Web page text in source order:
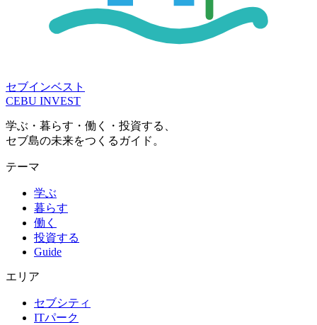
セブインベスト
CEBU INVEST
学ぶ・暮らす・働く・投資する、
セブ島の未来をつくるガイド。
テーマ
学ぶ
暮らす
働く
投資する
Guide
エリア
セブシティ
ITパーク